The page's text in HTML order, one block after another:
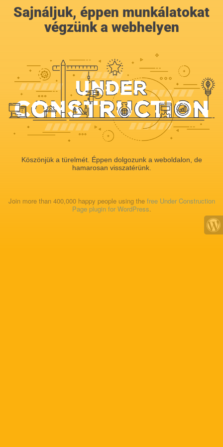
Sajnáljuk, éppen munkálatokat
végzünk a webhelyen
Köszönjük a türelmét. Éppen dolgozunk a weboldalon, de
hamarosan visszatérünk.
Join more than 400,000 happy people using the free Under Construction
Page plugin for WordPress.